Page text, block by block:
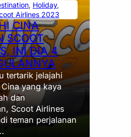
, Holiday
Airlines 2023
CINA
SCOOT
INI DIA 4
tertarik jelajahi
yang kaya
dan
Scoot Airlines
teman perjalanan